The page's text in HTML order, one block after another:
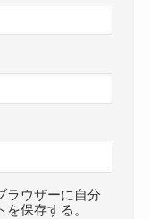
ラウザーに自分
保存する。